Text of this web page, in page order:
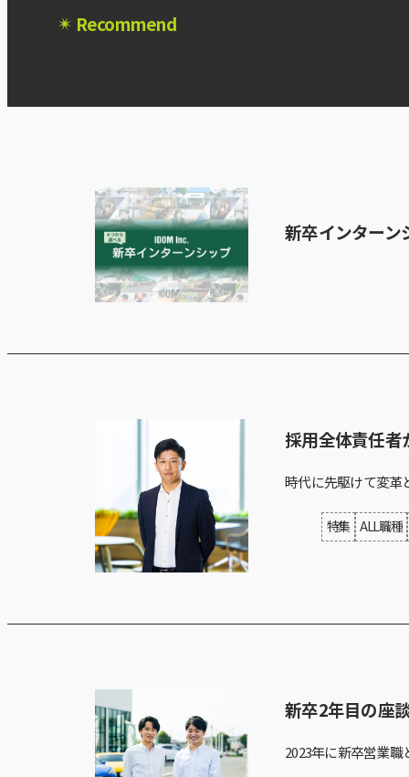
Recommend
新卒インターン
採用全体責任者
時代に先駆けて変
特集 ALL職種
新卒2年目の座
2023年に新卒営業